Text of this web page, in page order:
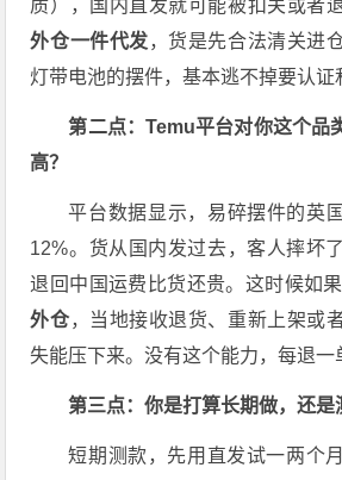
质），国内直发就可能被扣关或者
外仓一件代发，货是先合法清关进
灯带电池的摆件，基本逃不掉要认证
第二点：Temu平台对你这个品
高？
平台数据显示，易碎摆件的英
12%。货从国内发过去，客人摔坏
退回中国运费比货还贵。这时候如
外仓，当地接收退货、重新上架或
失能压下来。没有这个能力，每退一
第三点：你是打算长期做，还是
短期测款，先用直发试一两个